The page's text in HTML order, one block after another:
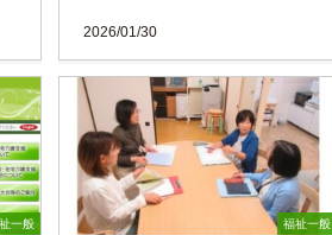
2026/01/30
一般 福祉一般